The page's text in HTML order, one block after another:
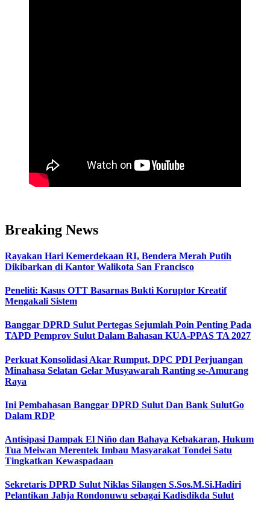
Breaking News
Rayakan Hari Kemerdekaan RI, Bendera Merah Putih
Dikibarkan di Kantor Walikota San Francisco
Peneliti: Kasus OTT Basarnas Bukti Koruptor Kreatif
Mengakali Sistem
Banggar DPRD Sulut Pertegas Sejumlah Poin Penting Pada
TAPD Pemprov Sulut Dalam Bahasan KUA-PPAS TA 2027
Perkuat Konsolidasi Akar Rumput, DPC PDI Perjuangan
Minahasa Selatan Gelar Musyawarah Ranting se-Amurang
Raya
Ini Pembahasan Banggar DPRD Sulut Dan Bank SulutGo
Dalam RDP
Antisipasi Dampak El Niño dan Bahaya Kebakaran, Hukum
Tua Meiwan Merentek Imbau Masyarakat Tondei Satu
Tingkatkan Kewaspadaan
Sekretaris DPRD Sulut Niklas Silangen S.Sos.M.Si.Hadiri
Pelantikan Jahja Rondonuwu sebagai Kadisdikda Sulut